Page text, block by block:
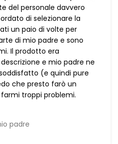
del personale davvero
di selezionare la
un paio di volte per
di mio padre e sono
Il prodotto era
e mio padre ne
(e quindi pure
che presto farò un
troppi problemi.
padre